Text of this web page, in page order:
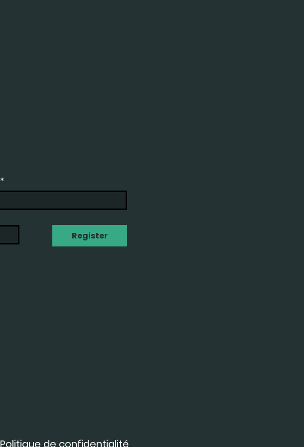
*
Register
Politique de confidentialité